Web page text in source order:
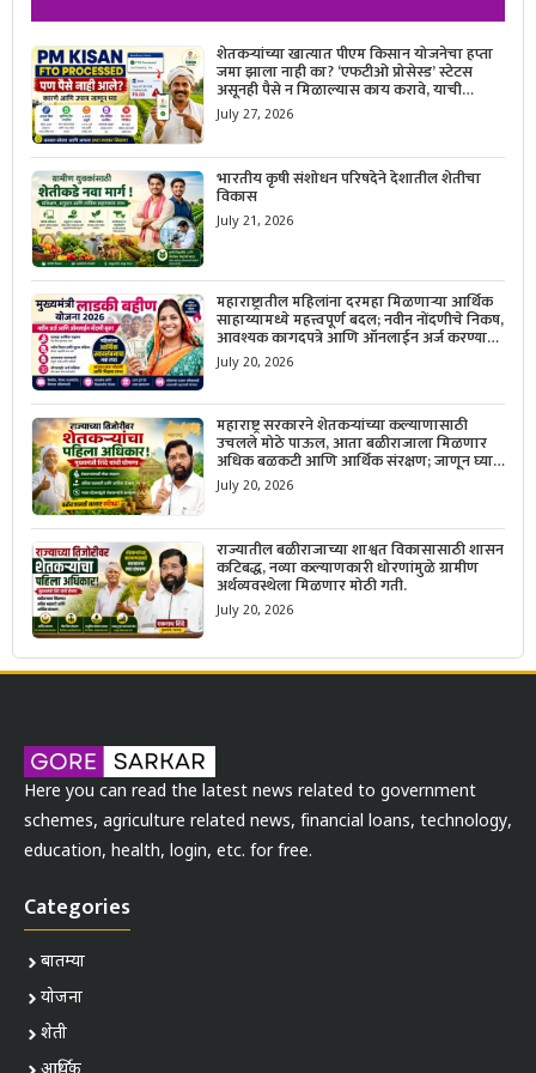
शेतकऱ्यांच्या खात्यात पीएम किसान योजनेचा हप्ता
जमा झाला नाही का? ‘एफटीओ प्रोसेस्ड’ स्टेटस
असूनही पैसे न मिळाल्यास काय करावे, याची
सविस्तर माहिती जाणून घ्या.
July 27, 2026
भारतीय कृषी संशोधन परिषदेने देशातील शेतीचा
विकास
July 21, 2026
महाराष्ट्रातील महिलांना दरमहा मिळणाऱ्या आर्थिक
साहाय्यामध्ये महत्त्वपूर्ण बदल; नवीन नोंदणीचे निकष,
आवश्यक कागदपत्रे आणि ऑनलाईन अर्ज करण्याची
सोपी प्रक्रिया जाणून घ्या.
July 20, 2026
महाराष्ट्र सरकारने शेतकऱ्यांच्या कल्याणासाठी
उचलले मोठे पाऊल, आता बळीराजाला मिळणार
अधिक बळकटी आणि आर्थिक संरक्षण; जाणून घ्या
सरकारचा नवा संकल्प.
July 20, 2026
राज्यातील बळीराजाच्या शाश्वत विकासासाठी शासन
कटिबद्ध, नव्या कल्याणकारी धोरणांमुळे ग्रामीण
अर्थव्यवस्थेला मिळणार मोठी गती.
July 20, 2026
Here you can read the latest news related to government
schemes, agriculture related news, financial loans, technology,
education, health, login, etc. for free.
Categories
बातम्या
योजना
शेती